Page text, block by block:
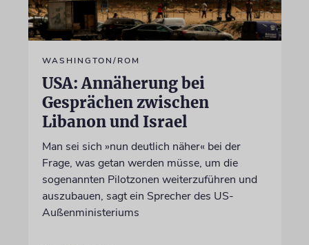
WASHINGTON/ROM
USA: Annäherung bei
Gesprächen zwischen
Libanon und Israel
Man sei sich »nun deutlich näher« bei der
Frage, was getan werden müsse, um die
sogenannten Pilotzonen weiterzuführen und
auszubauen, sagt ein Sprecher des US-
Außenministeriums